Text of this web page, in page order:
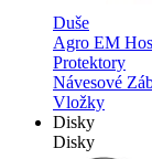
Duše
Agro EM
Protektory
Návesové
Vložky
Disky
Disky